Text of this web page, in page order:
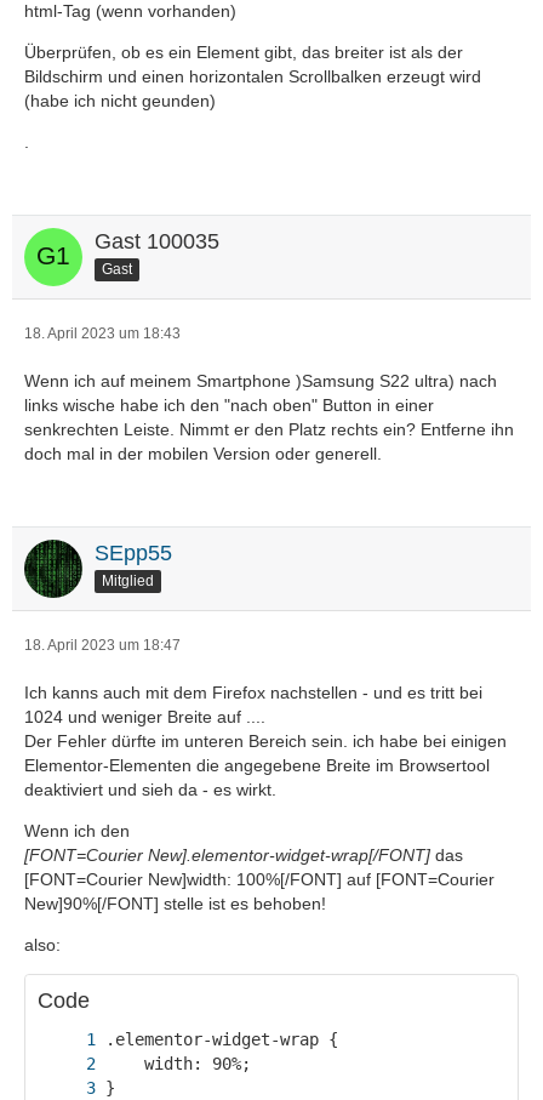
html-Tag (wenn vorhanden)
Überprüfen, ob es ein Element gibt, das breiter ist als der
Bildschirm und einen horizontalen Scrollbalken erzeugt wird
(habe ich nicht geunden)
.
Gast 100035
Gast
18. April 2023 um 18:43
Wenn ich auf meinem Smartphone )Samsung S22 ultra) nach
links wische habe ich den "nach oben" Button in einer
senkrechten Leiste. Nimmt er den Platz rechts ein? Entferne ihn
doch mal in der mobilen Version oder generell.
SEpp55
Mitglied
18. April 2023 um 18:47
Ich kanns auch mit dem Firefox nachstellen - und es tritt bei
1024 und weniger Breite auf ....
Der Fehler dürfte im unteren Bereich sein. ich habe bei einigen
Elementor-Elementen die angegebene Breite im Browsertool
deaktiviert und sieh da - es wirkt.
Wenn ich den
[FONT=Courier New].elementor-widget-wrap[/FONT] das
[FONT=Courier New]width: 100%[/FONT] auf [FONT=Courier
New]90%[/FONT] stelle ist es behoben!
also:
Code
}